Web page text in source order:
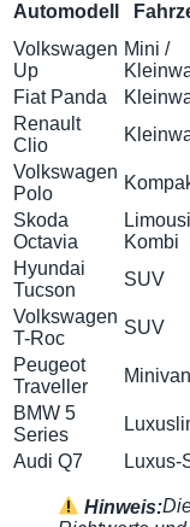
Automodell
Volkswagen
Up
Mini /
Fiat Panda
Renault
Clio
Volkswagen
Polo
Skoda
Octavia
Kombi
Hyundai
Tucson
SUV
Volkswagen
T-Roc
SUV
Peugeot
Traveller
Minivan
BMW 5
Series
Audi Q7
Luxus-
Hinweis: